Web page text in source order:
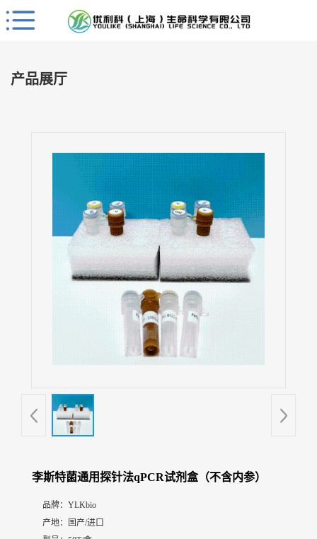
Close
首
产品展厅
李斯特菌通用探针法qPCR试剂盒（不含内参）
品牌： YLKbio
产地：
国产/进口